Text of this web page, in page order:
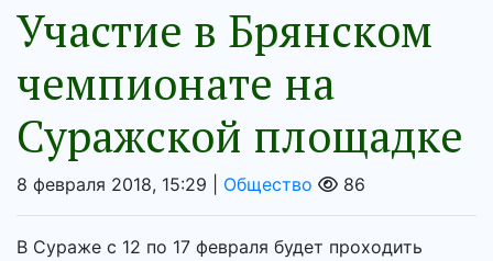
Участие в Брянском
чемпионате на
Суражской площадке
8 февраля 2018, 15:29 | Общество 86
В Сураже с 12 по 17 февраля будет проходить